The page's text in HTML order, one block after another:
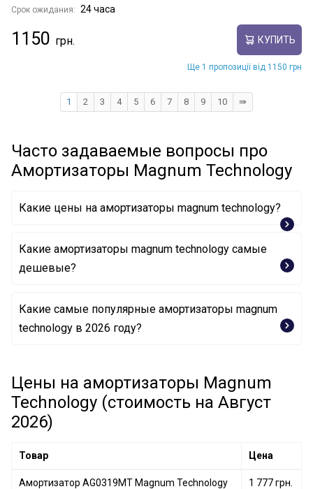
Срок ожидания: 24 часа
1150 КУПИТЬ
Ще 1 пропозиції від 1150 грн
1 2 3 4 5 6 7 8 9 10 ⇛
Часто задаваемые вопросы про
Амортизаторы Magnum Technology
Какие цены на амортизаторы magnum technology?
Какие амортизаторы magnum technology самые
дешевые?
Амортизатор AH0002MT Magnum Technology
Амортизатор AHF050MT Magnum Technology
Какие самые популярные амортизаторы magnum
technology в 2026 году?
Амортизатор AGR145MT Magnum Technology
Амортизатор AGV036MT Magnum Technology
Амортизатор AGW076MT Magnum Technology
Амортизатор AGY029MT Magnum Technology
Цены на амортизаторы Magnum
Technology (стоимость на Август
2026)
Товар Цена
Амортизатор AG0319MT Magnum Technology 1 777 грн.